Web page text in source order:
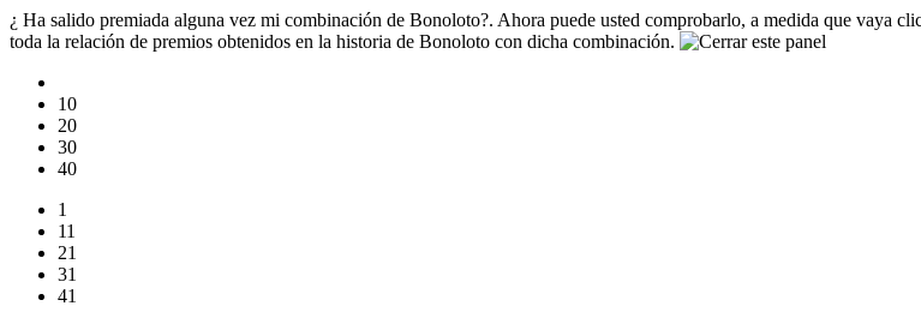
¿ Ha salido premiada alguna vez mi combinación de Bonoloto?. Ahora puede usted comprobarlo, a medida que vaya
toda la relación de premios obtenidos en la historia de Bonoloto con dicha combinación.
10
20
30
40
1
11
21
31
41